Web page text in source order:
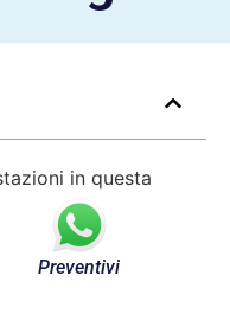
in questa
Preventivi